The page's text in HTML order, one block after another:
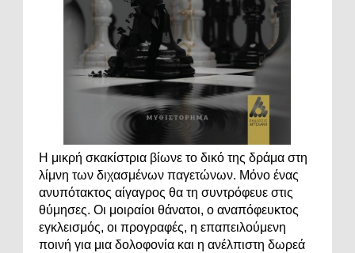
Η μικρή σκακίστρια βίωνε το δικό της δράμα στη
λίμνη των διχασμένων παγετώνων. Μόνο ένας
ανυπότακτος αίγαγρος θα τη συντρόφευε στις
θύμησες. Οι μοιραίοι θάνατοι, ο αναπόφευκτος
εγκλεισμός, οι προγραφές, η επαπειλούμενη
ποινή για μια δολοφονία και η ανέλπιστη δωρεά